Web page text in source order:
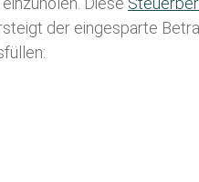
der eingesparte